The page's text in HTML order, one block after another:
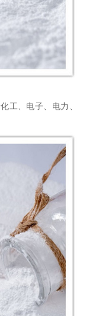
工、电子、电力、